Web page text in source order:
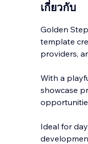
เกี่ยวกับ
Golden
template
providers,
With a
showcase
opportun
Ideal for